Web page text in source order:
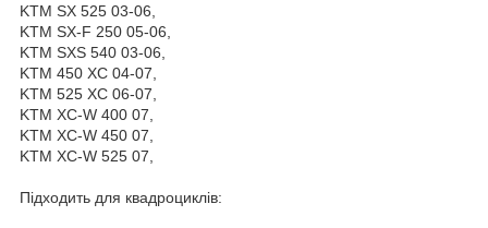
KTM SX 525 03-06,
KTM SX-F 250 05-06,
KTM SXS 540 03-06,
KTM 450 XC 04-07,
KTM 525 XC 06-07,
KTM XC-W 400 07,
KTM XC-W 450 07,
KTM XC-W 525 07,
Підходить для квадроциклів: